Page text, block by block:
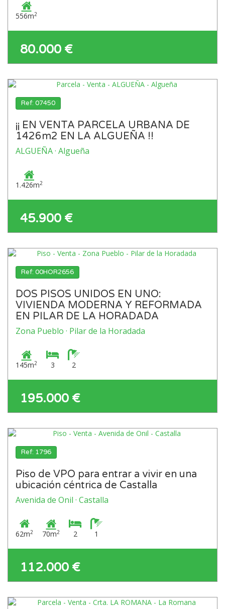
556m2
80.000 €
Ref: 07450
¡¡ EN VENTA PARCELA URBANA DE
1426m2 EN LA ALGUEÑA !!
ALGUEÑA · Algueña
1.426m2
45.900 €
Ref: 00HOR2656
DOS PISOS UNIDOS EN UNO:
VIVIENDA MODERNA Y REFORMADA
EN PILAR DE LA HORADADA
Zona Pueblo · Pilar de la Horadada
145m2 3 2
195.000 €
Ref: 1796
Piso de VPO para entrar a vivir en una
ubicación céntrica de Castalla
Avenida de Onil · Castalla
62m2 70m2 2 1
112.000 €